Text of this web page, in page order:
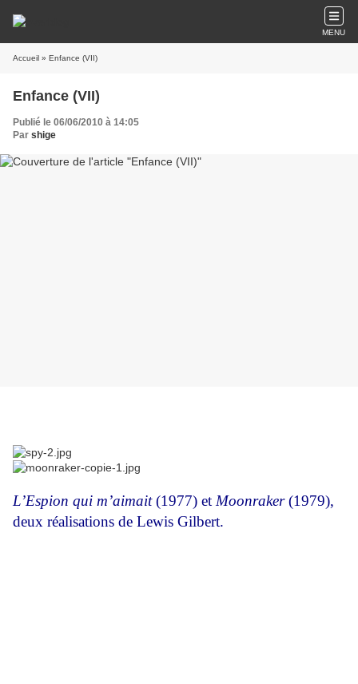
MENU
Accueil » Enfance (VII)
Enfance (VII)
Publié le 06/06/2010 à 14:05
Par shige
L’Espion qui m’aimait(1977) et Moonraker(1979),
deux réalisations de Lewis Gilbert.